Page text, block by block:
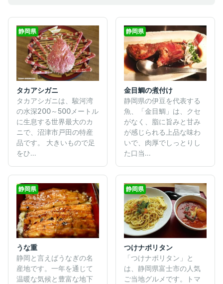
静岡県
タカアシガニ
タカアシガニは、駿河湾
の水深200～500メートル
に生息する世界最大のカ
ニで、沼津市戸田の特産
品です。 大きいもので足
をひ...
静岡県
金目鯛の煮付け
静岡県の伊豆を代表する
魚、「金目鯛」は、クセ
がなく、脂に旨みと甘み
が感じられる上品な味わ
いで、肉厚でしっとりし
た口当...
静岡県
うな重
静岡と言えばうなぎの名
産地です。一年を通じて
温暖な気候と豊富な地下
静岡県
つけナポリタン
「つけナポリタン」と
は、静岡県富士市の人気
ご当地グルメです。トマ